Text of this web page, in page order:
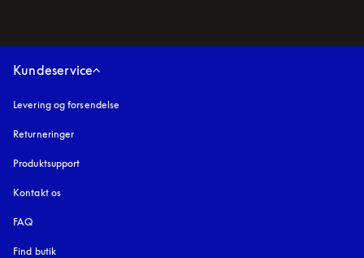
Kundeservice
Levering og forsendelse
Returneringer
Produktsupport
Kontakt os
FAQ
Find butik